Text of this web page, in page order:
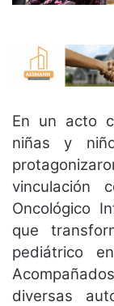
En un acto
niñas y
vinculación
Oncológico
que
pediátrico
diversas